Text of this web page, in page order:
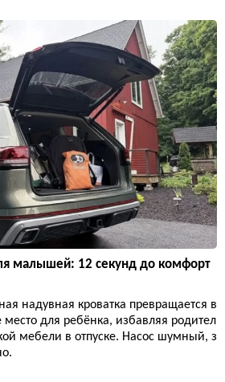
малышей: 12 секунд до комфорт
надувная кроватка превращается в
для ребёнка, избавляя родител
мебели в отпуске. Насос шумный, з